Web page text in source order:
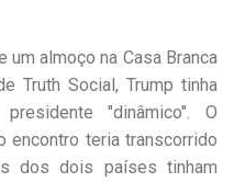
um almoço na Casa Branca
Truth Social, Trump tinha
"dinâmico". O
encontro teria transcorrido
dos dois países tinham